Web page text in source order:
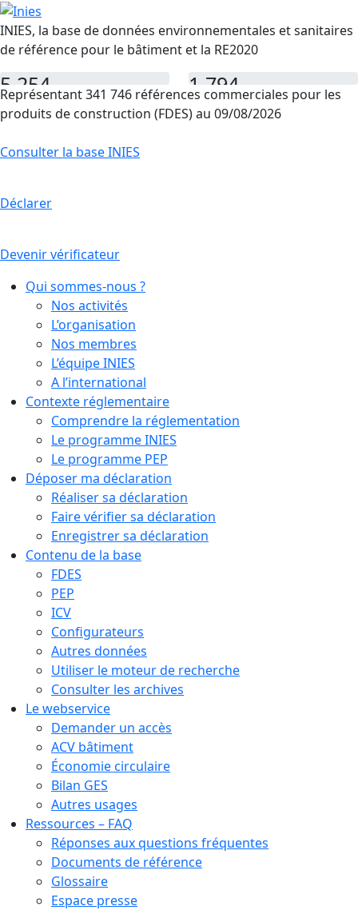
INIES, la base de données environnementales et sanitaires
de référence pour le bâtiment et la RE2020
5 254
FDES
1 794
PEP
Représentant 341 746 références commerciales pour les
produits de construction (FDES) au 09/08/2026
Consulter la base INIES
Déclarer
Devenir vérificateur
Qui sommes-nous ?
Nos activités
L’organisation
Nos membres
L’équipe INIES
A l’international
Contexte réglementaire
Comprendre la réglementation
Le programme INIES
Le programme PEP
Déposer ma déclaration
Réaliser sa déclaration
Faire vérifier sa déclaration
Enregistrer sa déclaration
Contenu de la base
FDES
PEP
ICV
Configurateurs
Autres données
Utiliser le moteur de recherche
Consulter les archives
Le webservice
Demander un accès
ACV bâtiment
Économie circulaire
Bilan GES
Autres usages
Ressources – FAQ
Réponses aux questions fréquentes
Documents de référence
Glossaire
Espace presse